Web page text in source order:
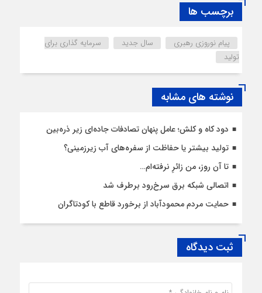
برچسب ها
پیام نوروزی رهبری سال جدید
سرمایه گذاری برای
تولید
نوشته های مشابه
دود کاه و کلش؛ عامل پنهان تصادفات جاده‌ای زیر ذره‌بین
تولید بیشتر یا حفاظت از سفره‌های آب زیرزمینی؟
تا آن روز، من زائرِ نرفته‌ام…
اتصالی شبکه برق سرخ‌رود برطرف شد
حمایت مردم محمودآباد از برخورد قاطع با کودتاگران
ثبت دیدگاه